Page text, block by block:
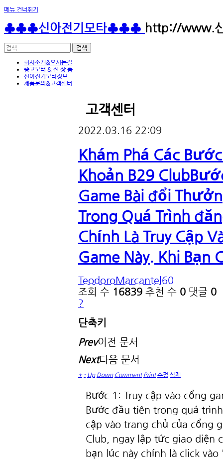
메뉴 건너뛰기
♣♣♣신아전기모타♣♣♣ http://www.
회사소개&오시는길
중고모터 & 신 상 품
신아전기모타정보
제품문의&고객센터
고객센터
2022.03.16 22:09
Khám Phá Các
Khoản B29
Game Bài đổi
Trong Quá Trình
Chính Là Truy Cập
Game Này. Khi Bạn
TeodoroMarcantel60
조회 수 16839 추천 수 0 댓글 0
?
단축키
Prev이전 문서
Next다음 문서
+ - Up Down Comment Print 수정 삭제
Bước 1: Truy cập vào cổng
Bước đầu tiên trong quá
cập vào trang chủ của cổng
Club, ngay lập tức giao diện
bạn lúc này chính là click